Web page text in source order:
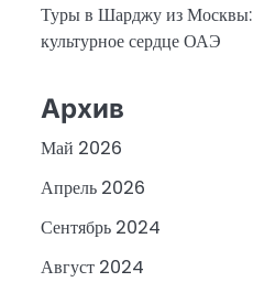
Туры в Шарджу из Москвы:
культурное сердце ОАЭ
Архив
Май 2026
Апрель 2026
Сентябрь 2024
Август 2024